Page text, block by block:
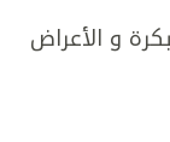
و الأعراض